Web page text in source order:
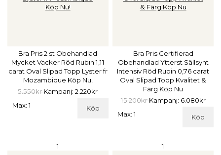
Bra Pris 2 st Obehandlad
Mycket Vacker Röd Rubin 1,11
carat Oval Slipad Topp Lyster fr
Mozambique Köp Nu!
5.550krKampanj: 2.220kr
Köp
Max: 1
Bra Pris Certifierad
Obehandlad Ytterst Sällsynt
Intensiv Röd Rubin 0,76 carat
Oval Slipad Topp Kvalitet &
Färg Köp Nu
15.200krKampanj: 6.080kr
Köp
Max: 1
1 1